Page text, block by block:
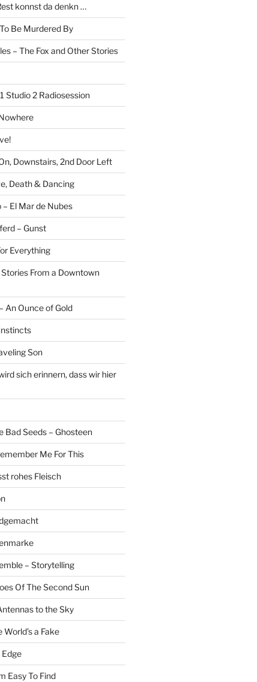
konnst da denkn …
Be Murdered By
– The Fox and Other Stories
Studio 2 Radiosession
Downstairs, 2nd Door Left
Death & Dancing
– El Mar de Nubes
– Gunst
Everything
From a Downtown
An Ounce of Gold
Son
sich erinnern, dass wir hier
Bad Seeds – Ghosteen
Me For This
rohes Fleisch
– Storytelling
Of The Second Sun
to the Sky
a Fake
Easy To Find